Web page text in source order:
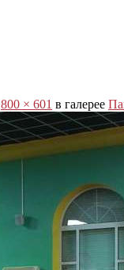
800 × 601 в галерее